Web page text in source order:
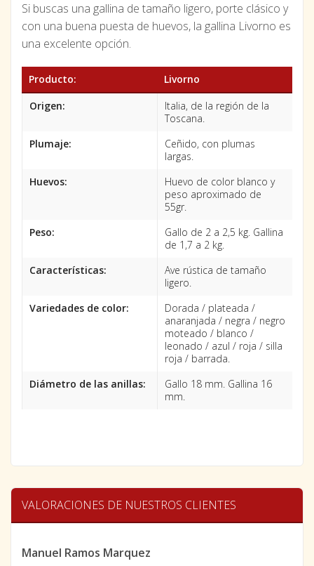
Si buscas una gallina de tamaño ligero, porte clásico y
con una buena puesta de huevos, la gallina Livorno es
una excelente opción.
Producto:
Livorno
Origen:
Italia, de la región de la
Toscana.
Plumaje:
Ceñido, con plumas
largas.
Huevos:
Huevo de color blanco y
peso aproximado de
55gr.
Peso:
Gallo de 2 a 2,5 kg. Gallina
de 1,7 a 2 kg.
Características:
Ave rústica de tamaño
ligero.
Variedades de color:
Dorada / plateada /
anaranjada / negra / negro
moteado / blanco /
leonado / azul / roja / silla
roja / barrada.
Diámetro de las anillas:
Gallo 18 mm. Gallina 16
mm.
VALORACIONES DE NUESTROS CLIENTES
Manuel Ramos Marquez